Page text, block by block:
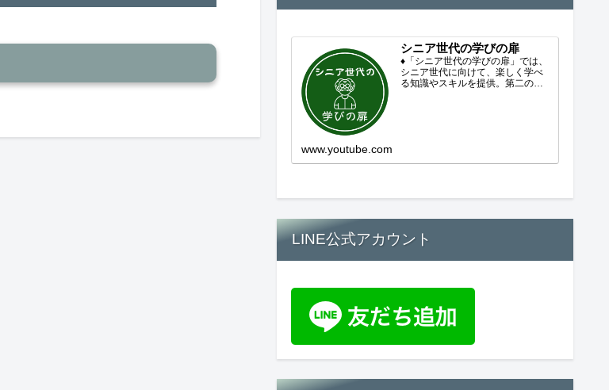
シニア世代の学びの扉
♦「シニア世代の学びの扉」では、
シニア世代に向けて、楽しく学べ
る知識やスキルを提供。第二の人
www.youtube.com
LINE公式アカウント